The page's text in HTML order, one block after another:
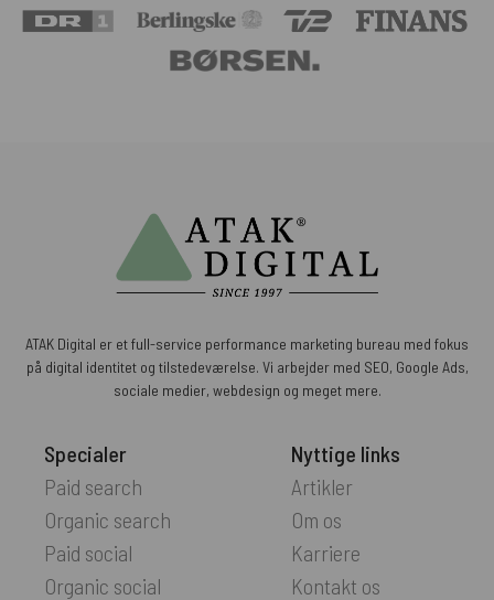
ATAK Digital er et full-service performance marketing bureau med fokus
på digital identitet og tilstedeværelse. Vi arbejder med SEO, Google Ads,
sociale medier, webdesign og meget mere.
Specialer
Paid search
Organic search
Paid social
Organic social
Nyttige links
Artikler
Om os
Karriere
Kontakt os